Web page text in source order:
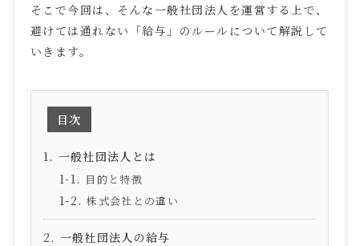
そこで今回は、そんな一般社団法人を運営する上で、
避けては通れない「給与」のルールについて解説して
いきます。
目次
一般社団法人とは
目的と特徴
株式会社との違い
一般社団法人の給与